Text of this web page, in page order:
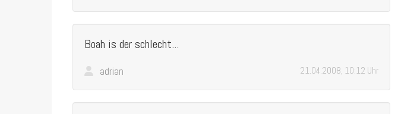
Boah is der schlecht...
adrian 21.04.2008, 10:12 Uhr